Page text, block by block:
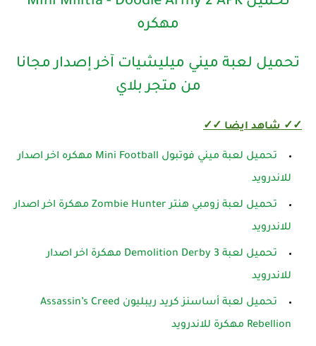
مهكره
تحميل لعبة ميني ميليشيات آخر إصدار مجانا
من متجر بلاي
✓✓ شاهد ايضا ✓✓
تحميل لعبة ميني فوتبول Mini Football مهكره اخر اصدار
للاندرويد
تحميل لعبة زومبي هنتر Zombie Hunter مهكرة اخر اصدار
للاندرويد
تحميل لعبة Demolition Derby 3 مهكرة اخر اصدار
للاندرويد
تحميل لعبة أساسنز كريد ريبليون Assassin’s Creed
Rebellion مهكرة للاندرويد